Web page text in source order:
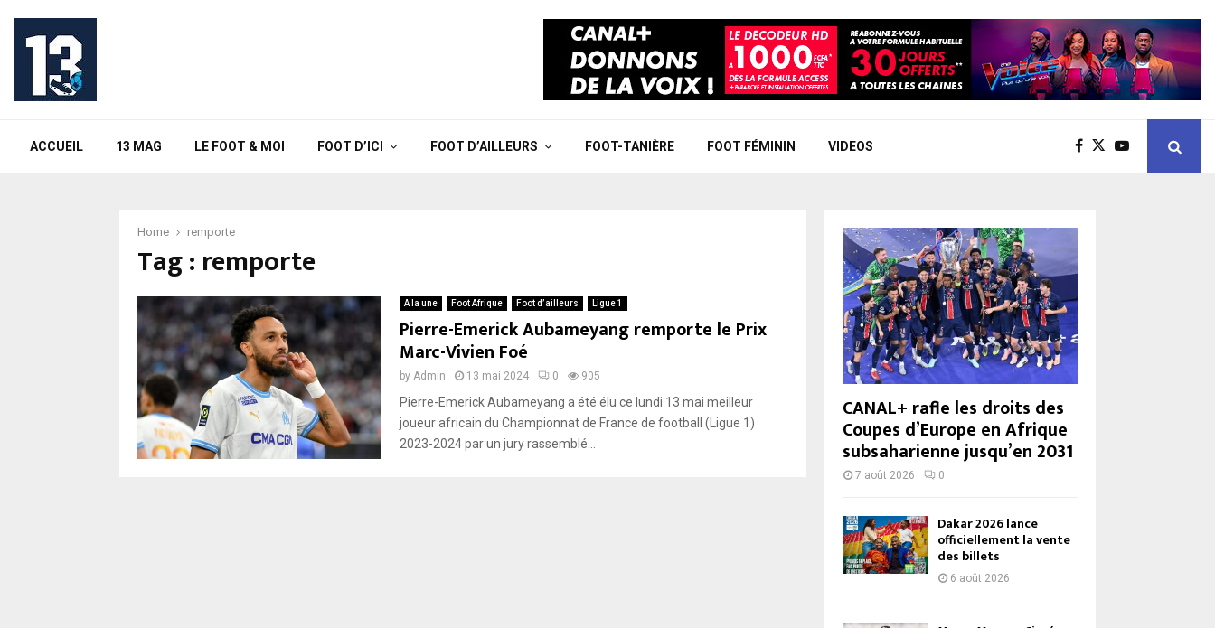
ACCUEIL 13 MAG LE FOOT & MOI FOOT D’ICI FOOT D’AILLEURS FOOT-TANIÈRE FOOT FÉMININ VIDEOS
Home remporte
Tag : remporte
A la une Foot Afrique Foot d’ailleurs Ligue 1
Pierre-Emerick Aubameyang remporte le Prix
Marc-Vivien Foé
by Admin 13 mai 2024 0 905
Pierre-Emerick Aubameyang a été élu ce lundi 13 mai meilleur
joueur africain du Championnat de France de football (Ligue 1)
2023-2024 par un jury rassemblé...
CANAL+ rafle les droits des
Coupes d’Europe en Afrique
subsaharienne jusqu’en 2031
7 août 2026 0
Dakar 2026 lance
officiellement la vente
des billets
6 août 2026